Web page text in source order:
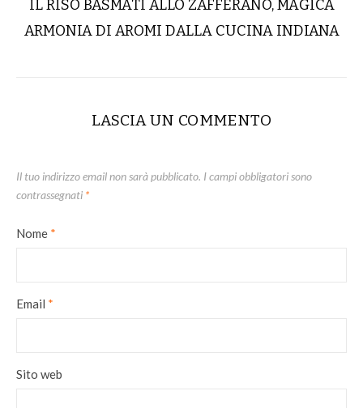
IL RISO BASMATI ALLO ZAFFERANO, MAGICA
ARMONIA DI AROMI DALLA CUCINA INDIANA
LASCIA UN COMMENTO
Il tuo indirizzo email non sarà pubblicato. I campi obbligatori sono
contrassegnati *
Nome *
Email *
Sito web